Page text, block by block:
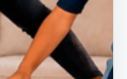
na luz
sempre